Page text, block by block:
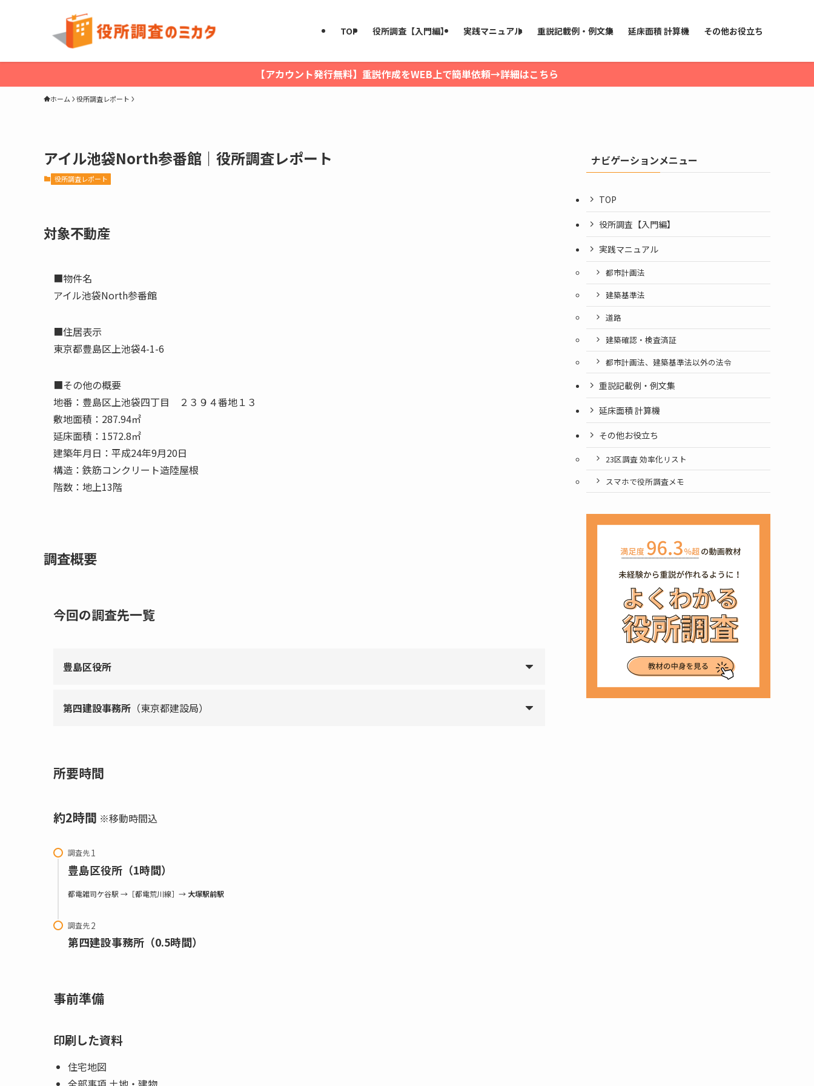
TOP 役所調査【入門編】 実践マニュアル 重説記載例・例文集 延床面積 計算機 その他お役立ち
【アカウント発行無料】重説作成をWEB上で簡単依頼→詳細はこちら
ホーム 役所調査レポート
アイル池袋North参番館｜役所調査レポート
役所調査レポート
対象不動産
■物件名
アイル池袋North参番館
■住居表示
東京都豊島区上池袋4-1-6
■その他の概要
地番：豊島区上池袋四丁目 ２３９４番地１３
敷地面積：287.94㎡
延床面積：1572.8㎡
建築年月日：平成24年9月20日
構造：鉄筋コンクリート造陸屋根
階数：地上13階
調査概要
今回の調査先一覧
豊島区役所
第四建設事務所 （東京都建設局）
所要時間
約2時間 ※移動時間込
調査先
豊島区役所（1時間）
都電雑司ケ谷駅 →［都電荒川線］→ 大塚駅前駅
調査先
第四建設事務所（0.5時間）
事前準備
印刷した資料
住宅地図
ナビゲーションメニュー
TOP
役所調査【入門編】
実践マニュアル
都市計画法
建築基準法
道路
建築確認・検査済証
都市計画法、建築基準法以外の法令
重説記載例・例文集
延床面積 計算機
その他お役立ち
23区調査 効率化リスト
スマホで役所調査メモ